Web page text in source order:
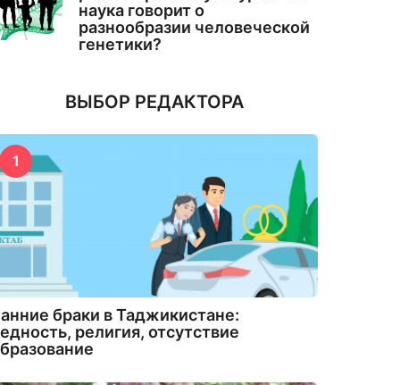
наука говорит о
разнообразии человеческой
генетики?
ВЫБОР РЕДАКТОРА
1
браки в Таджикистане:
религия, отсутствие